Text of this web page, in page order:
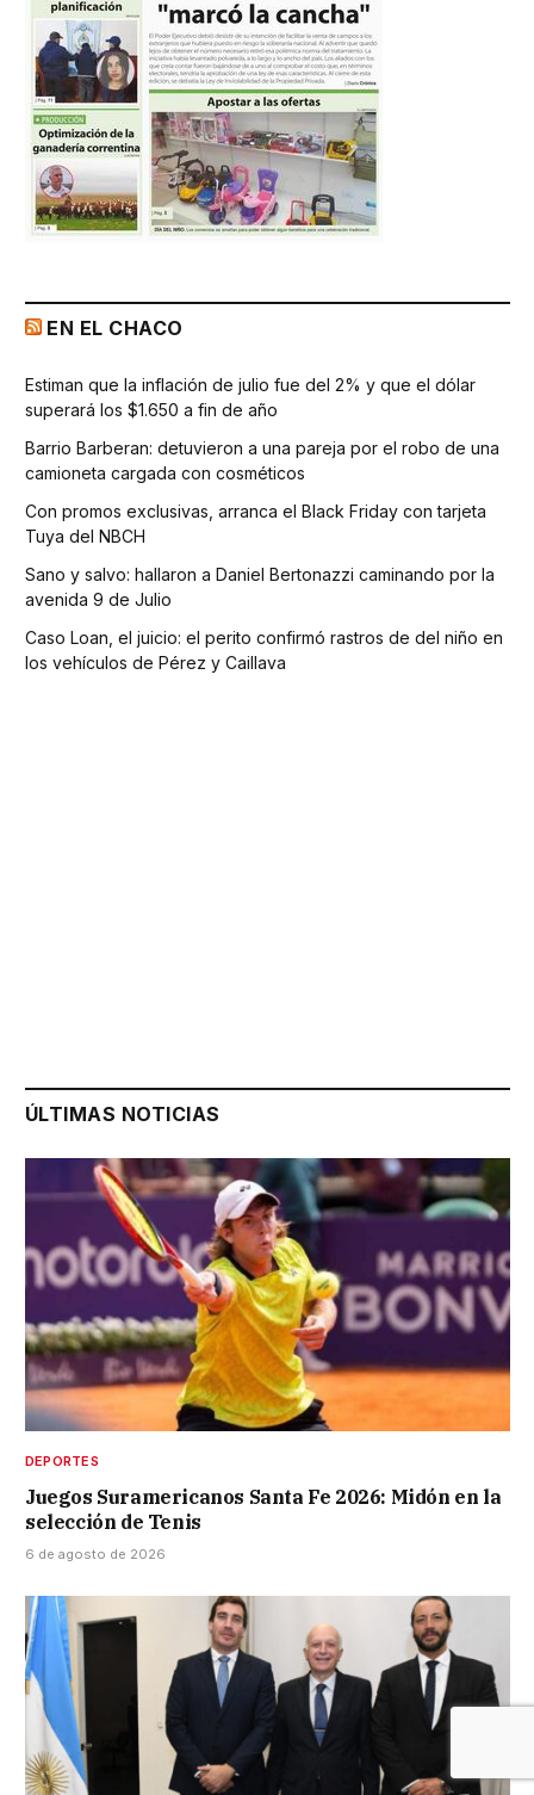
EN EL CHACO
Estiman que la inflación de julio fue del 2% y que el dólar
superará los $1.650 a fin de año
Barrio Barberan: detuvieron a una pareja por el robo de una
camioneta cargada con cosméticos
Con promos exclusivas, arranca el Black Friday con tarjeta
Tuya del NBCH
Sano y salvo: hallaron a Daniel Bertonazzi caminando por la
avenida 9 de Julio
Caso Loan, el juicio: el perito confirmó rastros de del niño en
los vehículos de Pérez y Caillava
ÚLTIMAS NOTICIAS
DEPORTES
Juegos Suramericanos Santa Fe 2026: Midón en la
selección de Tenis
6 de agosto de 2026